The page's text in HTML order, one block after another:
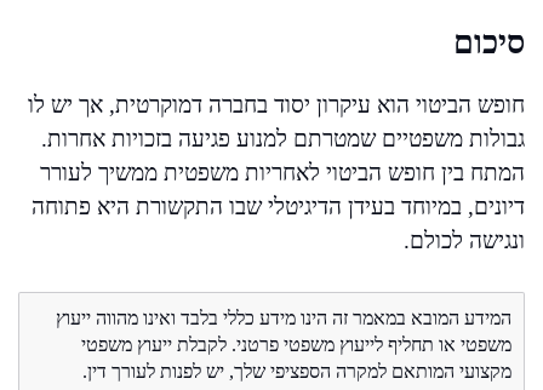
סיכום
חופש הביטוי הוא עיקרון יסוד בחברה דמוקרטית, אך יש לו
גבולות משפטיים שמטרתם למנוע פגיעה בזכויות אחרות.
המתח בין חופש הביטוי לאחריות משפטית ממשיך לעורר
דיונים, במיוחד בעידן הדיגיטלי שבו התקשורת היא פתוחה
ונגישה לכולם.
המידע המובא במאמר זה הינו מידע כללי בלבד ואינו מהווה ייעוץ
משפטי או תחליף לייעוץ משפטי פרטני. לקבלת ייעוץ משפטי
מקצועי המותאם למקרה הספציפי שלך, יש לפנות לעורך דין.